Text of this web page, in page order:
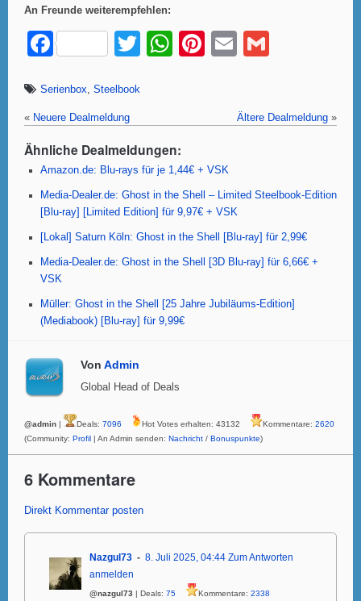
An Freunde weiterempfehlen:
F
c
e
b
o
o
k
T
er
W
s
A
p
p
Pi
e
E
Serienbox, Steelbook
« Neuere Dealmeldung Ältere Dealmeldung »
Ähnliche Dealmeldungen:
Amazon.de: Blu-rays für je 1,44€ + VSK
Media-Dealer.de: Ghost in the Shell – Limited Steelbook-Edition
[Blu-ray] [Limited Edition] für 9,97€ + VSK
[Lokal] Saturn Köln: Ghost in the Shell [Blu-ray] für 2,99€
Media-Dealer.de: Ghost in the Shell [3D Blu-ray] für 6,66€ +
VSK
Müller: Ghost in the Shell [25 Jahre Jubiläums-Edition]
(Mediabook) [Blu-ray] für 9,99€
Von Admin
Global Head of Deals
@admin | Deals: 7096 Hot Votes erhalten: 43132 Kommentare: 2620
(Community: Profil | An Admin senden: Nachricht / Bonuspunkte)
6 Kommentare
Direkt Kommentar posten
Nazgul73 8. Juli 2025, 04:44 Zum Antworten
anmelden
@nazgul73 | Deals: 75 Kommentare: 2338